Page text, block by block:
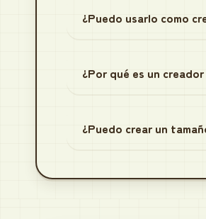
¿Puedo usarlo como
¿Por qué es un
¿Puedo crear un